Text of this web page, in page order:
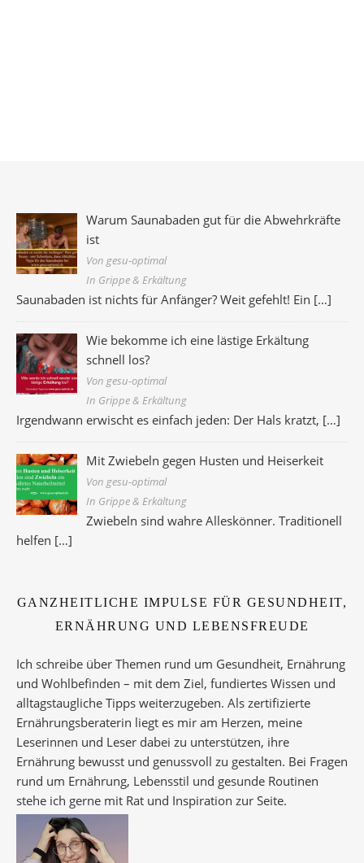
Warum Saunabaden gut für die Abwehrkräfte
ist
Von gesu-optimal
In Grippe & Erkältung
Saunabaden ist nichts für Anfänger? Weit gefehlt! Ein […]
Wie bekomme ich eine lästige Erkältung
schnell los?
Von gesu-optimal
In Grippe & Erkältung
Irgendwann erwischt es einfach jeden: Der Hals kratzt, […]
Mit Zwiebeln gegen Husten und Heiserkeit
Von gesu-optimal
In Grippe & Erkältung
Zwiebeln sind wahre Alleskönner. Traditionell
helfen […]
GANZHEITLICHE IMPULSE FÜR GESUNDHEIT,
ERNÄHRUNG UND LEBENSFREUDE
Ich schreibe über Themen rund um Gesundheit, Ernährung
und Wohlbefinden – mit dem Ziel, fundiertes Wissen und
alltagstaugliche Tipps weiterzugeben. Als zertifizierte
Ernährungsberaterin liegt es mir am Herzen, meine
Leserinnen und Leser dabei zu unterstützen, ihre
Ernährung bewusst und genussvoll zu gestalten. Bei Fragen
rund um Ernährung, Lebensstil und gesunde Routinen
stehe ich gerne mit Rat und Inspiration zur Seite.